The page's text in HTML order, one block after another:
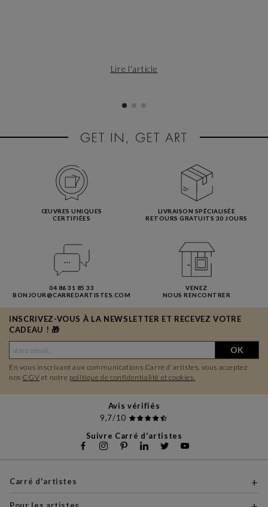
Lire l'article
ŒUVRES UNIQUES
CERTIFIÉES
LIVRAISON SPÉCIALISÉE
RETOURS GRATUITS 30 JOURS
04 86 31 85 33
BONJOUR@CARREDARTISTES.COM
VENEZ
NOUS RENCONTRER
INSCRIVEZ-VOUS À LA NEWSLETTER ET RECEVEZ VOTRE
CADEAU ! 🎁
OK
En vous inscrivant aux communications Carré d'artistes, vous acceptez
nos CGV et notre politique de confidentialité et cookies.
Avis vérifiés
9,7/10
Suivre Carré d'artistes
Carré d'artistes